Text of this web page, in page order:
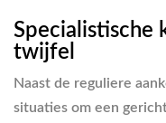
Specialistische
twijfel
Naast de reguliere
situaties om een